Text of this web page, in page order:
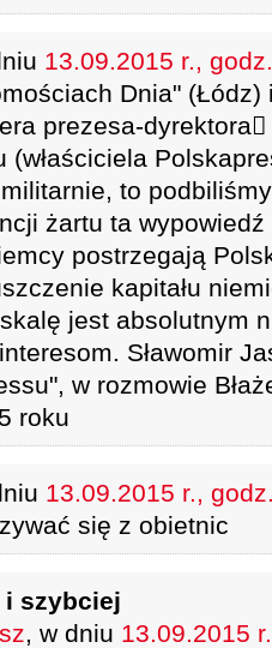
13.09.2015 r.,
Dnia"
prezesa-
to
żartu ta
postrzegają
kapitału
jest absolutnym
Sławomir
w rozmowie
roku
13.09.2015 r.,
się z obietnic
i szybciej
, w dniu 13.09.2015